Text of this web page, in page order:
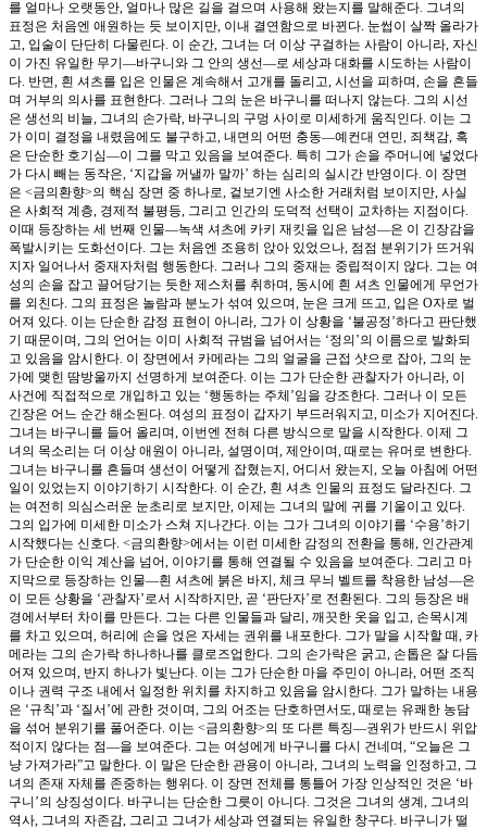
를 얼마나 오랫동안, 얼마나 많은 길을 걸으며 사용해 왔는지를 말해준다. 그녀의
표정은 처음엔 애원하는 듯 보이지만, 이내 결연함으로 바뀐다. 눈썹이 살짝 올라가
고, 입술이 단단히 다물린다. 이 순간, 그녀는 더 이상 구걸하는 사람이 아니라, 자신
이 가진 유일한 무기—바구니와 그 안의 생선—로 세상과 대화를 시도하는 사람이
다. 반면, 흰 셔츠를 입은 인물은 계속해서 고개를 돌리고, 시선을 피하며, 손을 흔들
며 거부의 의사를 표현한다. 그러나 그의 눈은 바구니를 떠나지 않는다. 그의 시선
은 생선의 비늘, 그녀의 손가락, 바구니의 구멍 사이로 미세하게 움직인다. 이는 그
가 이미 결정을 내렸음에도 불구하고, 내면의 어떤 충동—예컨대 연민, 죄책감, 혹
은 단순한 호기심—이 그를 막고 있음을 보여준다. 특히 그가 손을 주머니에 넣었다
가 다시 빼는 동작은, ‘지갑을 꺼낼까 말까’ 하는 심리의 실시간 반영이다. 이 장면
은 <금의환향>의 핵심 장면 중 하나로, 겉보기엔 사소한 거래처럼 보이지만, 사실
은 사회적 계층, 경제적 불평등, 그리고 인간의 도덕적 선택이 교차하는 지점이다.
이때 등장하는 세 번째 인물—녹색 셔츠에 카키 재킷을 입은 남성—은 이 긴장감을
폭발시키는 도화선이다. 그는 처음엔 조용히 앉아 있었으나, 점점 분위기가 뜨거워
지자 일어나서 중재자처럼 행동한다. 그러나 그의 중재는 중립적이지 않다. 그는 여
성의 손을 잡고 끌어당기는 듯한 제스처를 취하며, 동시에 흰 셔츠 인물에게 무언가
를 외친다. 그의 표정은 놀람과 분노가 섞여 있으며, 눈은 크게 뜨고, 입은 O자로 벌
어져 있다. 이는 단순한 감정 표현이 아니라, 그가 이 상황을 ‘불공정’하다고 판단했
기 때문이며, 그의 언어는 이미 사회적 규범을 넘어서는 ‘정의’의 이름으로 발화되
고 있음을 암시한다. 이 장면에서 카메라는 그의 얼굴을 근접 샷으로 잡아, 그의 눈
가에 맺힌 땀방울까지 선명하게 보여준다. 이는 그가 단순한 관찰자가 아니라, 이
사건에 직접적으로 개입하고 있는 ‘행동하는 주체’임을 강조한다. 그러나 이 모든
긴장은 어느 순간 해소된다. 여성의 표정이 갑자기 부드러워지고, 미소가 지어진다.
그녀는 바구니를 들어 올리며, 이번엔 전혀 다른 방식으로 말을 시작한다. 이제 그
녀의 목소리는 더 이상 애원이 아니라, 설명이며, 제안이며, 때로는 유머로 변한다.
그녀는 바구니를 흔들며 생선이 어떻게 잡혔는지, 어디서 왔는지, 오늘 아침에 어떤
일이 있었는지 이야기하기 시작한다. 이 순간, 흰 셔츠 인물의 표정도 달라진다. 그
는 여전히 의심스러운 눈초리로 보지만, 이제는 그녀의 말에 귀를 기울이고 있다.
그의 입가에 미세한 미소가 스쳐 지나간다. 이는 그가 그녀의 이야기를 ‘수용’하기
시작했다는 신호다. <금의환향>에서는 이런 미세한 감정의 전환을 통해, 인간관계
가 단순한 이익 계산을 넘어, 이야기를 통해 연결될 수 있음을 보여준다. 그리고 마
지막으로 등장하는 인물—흰 셔츠에 붉은 바지, 체크 무늬 벨트를 착용한 남성—은
이 모든 상황을 ‘관찰자’로서 시작하지만, 곧 ‘판단자’로 전환된다. 그의 등장은 배
경에서부터 차이를 만든다. 그는 다른 인물들과 달리, 깨끗한 옷을 입고, 손목시계
를 차고 있으며, 허리에 손을 얹은 자세는 권위를 내포한다. 그가 말을 시작할 때, 카
메라는 그의 손가락 하나하나를 클로즈업한다. 그의 손가락은 굵고, 손톱은 잘 다듬
어져 있으며, 반지 하나가 빛난다. 이는 그가 단순한 마을 주민이 아니라, 어떤 조직
이나 권력 구조 내에서 일정한 위치를 차지하고 있음을 암시한다. 그가 말하는 내용
은 ‘규칙’과 ‘질서’에 관한 것이며, 그의 어조는 단호하면서도, 때로는 유쾌한 농담
을 섞어 분위기를 풀어준다. 이는 <금의환향>의 또 다른 특징—권위가 반드시 위압
적이지 않다는 점—을 보여준다. 그는 여성에게 바구니를 다시 건네며, “오늘은 그
냥 가져가라”고 말한다. 이 말은 단순한 관용이 아니라, 그녀의 노력을 인정하고, 그
녀의 존재 자체를 존중하는 행위다. 이 장면 전체를 통틀어 가장 인상적인 것은 ‘바
구니’의 상징성이다. 바구니는 단순한 그릇이 아니다. 그것은 그녀의 생계, 그녀의
역사, 그녀의 자존감, 그리고 그녀가 세상과 연결되는 유일한 창구다. 바구니가 떨